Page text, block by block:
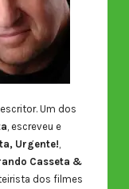
Um dos
, escreveu e
Urgente!
Casseta &
dos filmes